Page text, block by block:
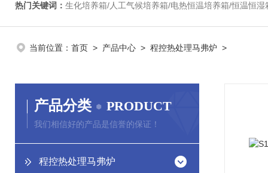
热门关键词： 生化培养箱/人工气候培养箱/电热恒温培养箱/恒温恒湿箱/光照培养箱/二氧化碳培养箱
当前位置： 首页 > 产品中心 > 程控热处理马弗炉 >
产品分类 PRODUCT
我们相信好的产品是信誉的保证！
程控热处理马弗炉